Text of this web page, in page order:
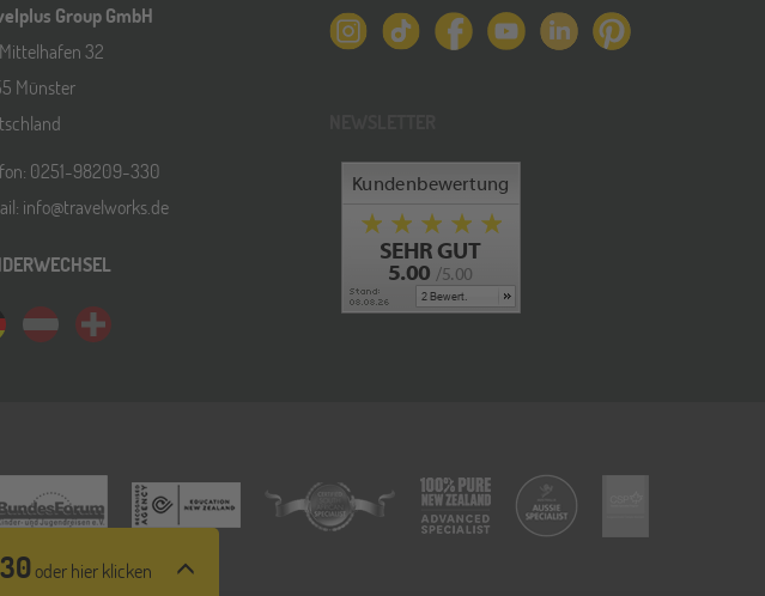
Group GmbH
32
Münster
0251-98209-330
info@travelworks.de
oder hier klicken